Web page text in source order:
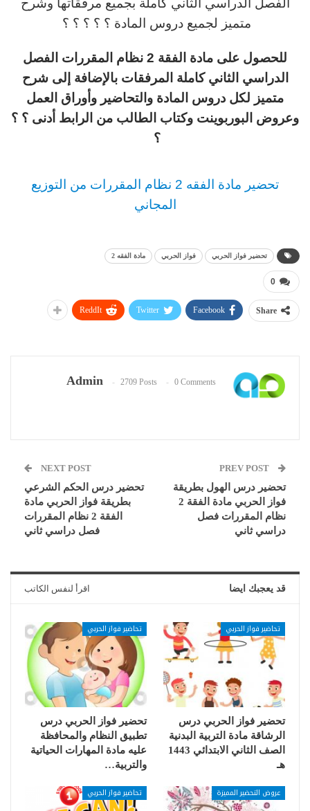
الفصل الدراسي الثاني كاملة بجميع مرفقاتها وشرح
متميز لجميع دروس المادة ؟ ؟ ؟ ؟ ؟
للحصول على مادة الفقة 2 نظام المقررات الفصل
الدراسي الثاني كاملة المرفقات بالإضافة إلى شرح
متميز لكل دروس المادة والتحاضير وأوراق العمل
وعروض البوربوينت وكتاب الطالب من الرابط أدنى ؟ ؟
؟
تحضير مادة الفقه 2 نظام المقررات من التوزيع
المجاني
تحضير فواز الحربي فواز الحربي مادة الفقه 2
0
Share
Facebook
Twitter
ReddIt
Admin 2709 Posts 0 Comments
تحضير درس الهول بطريقة
فواز الحربي مادة الفقة 2
نظام المقررات فصل
دراسي ثاني
NEXT POST
تحضير درس الحكم الشرعي
بطريقة فواز الحربي مادة
الفقة 2 نظام المقررات
فصل دراسي ثاني
قد يعجبك ايضا اقرأ لنفس الكاتب
تحاضير فواز الحربي
تحضير فواز الحربي درس
الرشاقة مادة التربية البدنية
الصف الثاني الابتدائي 1443
هـ
تحاضير فواز الحربي
تحضير فواز الحربي درس
تطبيق النظام والمحافظة
عليه مادة المهارات الحياتية
والتربية…
عروض التحضير المميزة تحاضير فواز الحربي